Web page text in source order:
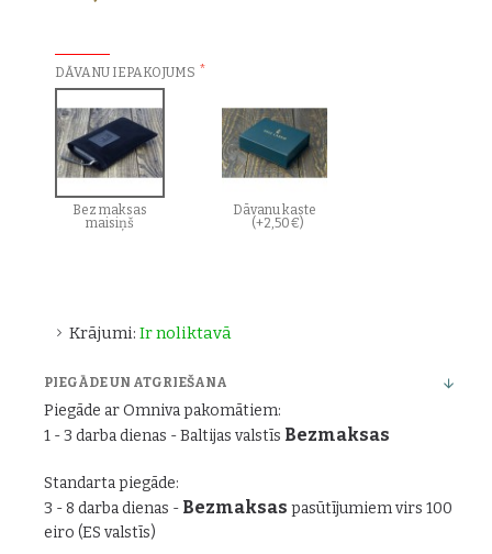
Krājumi: Ir noliktavā
DĀVANU IEPAKOJUMS
Bez maksas
maisiņš
Dāvanu kaste
(+2,50€)
PIEGĀDE UN ATGRIEŠANA
Piegāde ar Omniva pakomātiem:
1 - 3 darba dienas - Baltijas valstīs Bezmaksas
Standarta piegāde:
3 - 8 darba dienas - Bezmaksas pasūtījumiem virs 100
eiro (ES valstīs)